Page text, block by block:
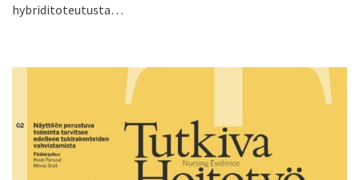
hybriditoteutusta…